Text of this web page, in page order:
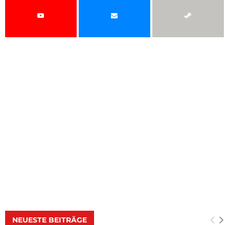
NEUESTE BEITRÄGE